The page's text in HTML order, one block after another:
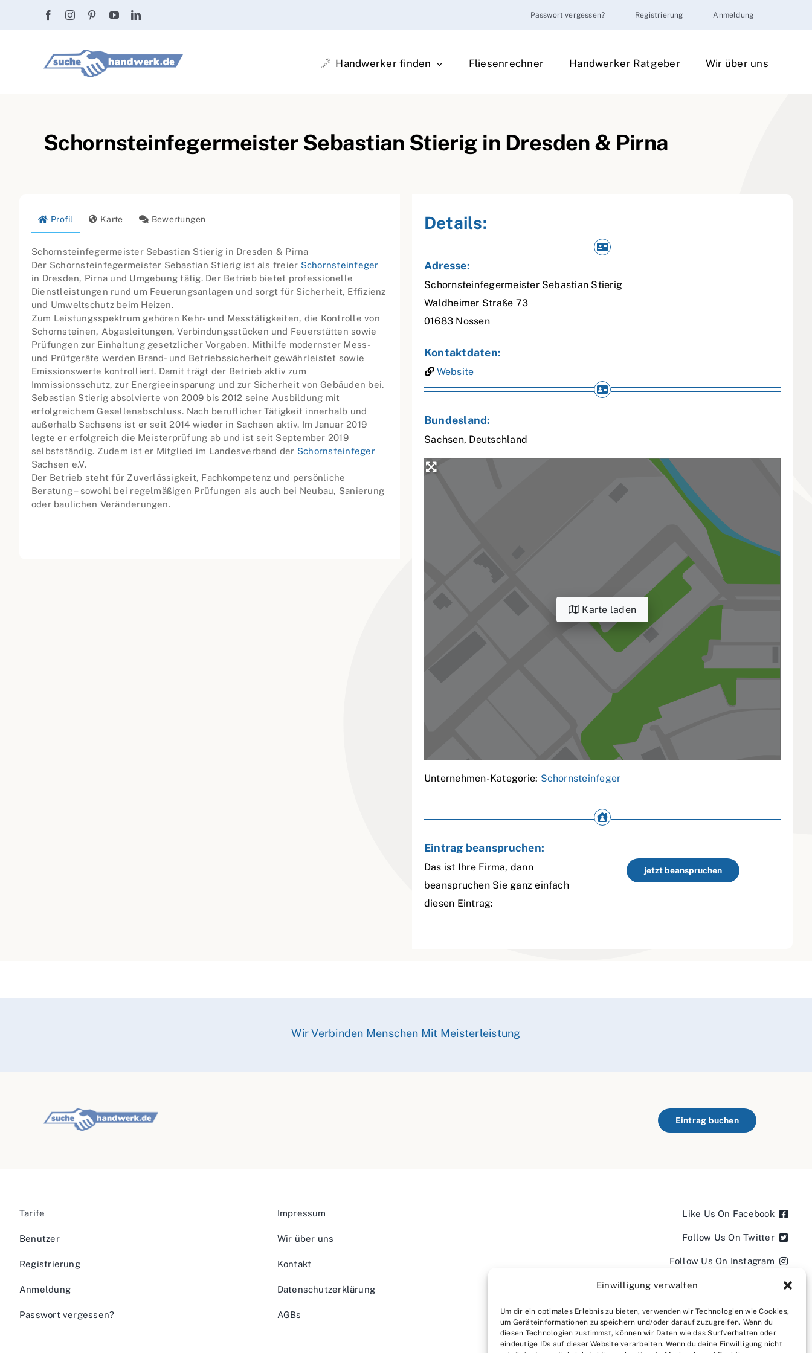
Einwilligung verwalten
Um dir ein optimales Erlebnis zu bieten, verwenden wir Technologien wie Cookies,
um Geräteinformationen zu speichern und/oder darauf zuzugreifen. Wenn du
diesen Technologien zustimmst, können wir Daten wie das Surfverhalten oder
eindeutige IDs auf dieser Website verarbeiten. Wenn du deine Einwilligung nicht
Passwort vergessen? Registrierung Anmeldung
Handwerker finden Fliesenrechner Handwerker Ratgeber Wir über uns
Schornsteinfegermeister Sebastian Stierig in Dresden & Pirna
Profil Karte Bewertungen
Schornsteinfegermeister Sebastian Stierig in Dresden & Pirna
Der Schornsteinfegermeister Sebastian Stierig ist als freier Schornsteinfeger
in Dresden, Pirna und Umgebung tätig. Der Betrieb bietet professionelle
Dienstleistungen rund um Feuerungsanlagen und sorgt für Sicherheit, Effizienz
und Umweltschutz beim Heizen.
Zum Leistungsspektrum gehören Kehr- und Messtätigkeiten, die Kontrolle von
Schornsteinen, Abgasleitungen, Verbindungsstücken und Feuerstätten sowie
Prüfungen zur Einhaltung gesetzlicher Vorgaben. Mithilfe modernster Mess-
und Prüfgeräte werden Brand- und Betriebssicherheit gewährleistet sowie
Emissionswerte kontrolliert. Damit trägt der Betrieb aktiv zum
Immissionsschutz, zur Energieeinsparung und zur Sicherheit von Gebäuden bei.
Sebastian Stierig absolvierte von 2009 bis 2012 seine Ausbildung mit
erfolgreichem Gesellenabschluss. Nach beruflicher Tätigkeit innerhalb und
außerhalb Sachsens ist er seit 2014 wieder in Sachsen aktiv. Im Januar 2019
legte er erfolgreich die Meisterprüfung ab und ist seit September 2019
selbstständig. Zudem ist er Mitglied im Landesverband der Schornsteinfeger
Sachsen e.V.
Der Betrieb steht für Zuverlässigkeit, Fachkompetenz und persönliche
Beratung – sowohl bei regelmäßigen Prüfungen als auch bei Neubau, Sanierung
oder baulichen Veränderungen.
Details:
Adresse:
Schornsteinfegermeister Sebastian Stierig
Waldheimer Straße 73
01683 Nossen
Kontaktdaten:
Website
Bundesland:
Sachsen, Deutschland
Karte laden
Unternehmen-Kategorie: Schornsteinfeger
Eintrag beanspruchen:
Das ist Ihre Firma, dann
beanspruchen Sie ganz einfach
diesen Eintrag:
jetzt beanspruchen
Wir Verbinden Menschen Mit Meisterleistung
Eintrag buchen
Tarife
Benutzer
Registrierung
Anmeldung
Passwort vergessen?
Impressum
Wir über uns
Kontakt
Datenschutzerklärung
AGBs
Like Us On Facebook
Follow Us On Twitter
Follow Us On Instagram
Follow Us On LinkedIn
Follow us on YouTube
Follow us on Pinterest